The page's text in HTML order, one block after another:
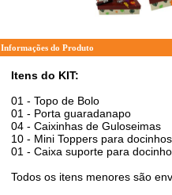
Informações do Produto
Itens do KIT:
01 - Topo de Bolo
01 - Porta guaradanapo
04 - Caixinhas de Guloseimas
10 - Mini Toppers para docinhos
01 - Caixa suporte para
Todos os itens menores são